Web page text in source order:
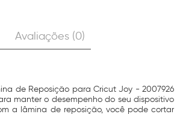
Avaliações (0)
de Reposição para Cricut Joy - 2007926
manter o desempenho do seu dispositivo
a lâmina de reposição, você pode cortar